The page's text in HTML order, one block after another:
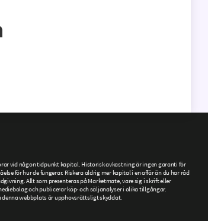
vid någon tidpunkt kapital. Historisk avkastning är ingen garanti för
för hur de fungerar. Riskera aldrig mer kapital i en affär än du har råd
Allt som presenteras på Marketmate, vare sig i skrift eller
och publicerar köp- och säljanalyser i olika tillgångar.
webbplats är upphovsrättsligt skyddat.